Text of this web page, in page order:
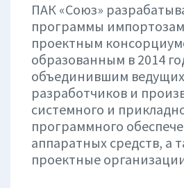
ПАК «Союз»
программы
проектным
образованным в 2014
объединившим
разработчиков и
системного и
программного
аппаратных средств, а
проектные